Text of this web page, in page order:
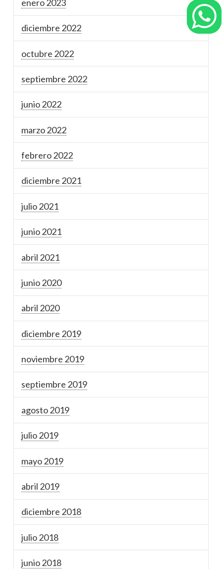
enero 2023
diciembre 2022
octubre 2022
septiembre 2022
junio 2022
marzo 2022
febrero 2022
diciembre 2021
julio 2021
junio 2021
abril 2021
junio 2020
abril 2020
diciembre 2019
noviembre 2019
septiembre 2019
agosto 2019
julio 2019
mayo 2019
abril 2019
diciembre 2018
julio 2018
junio 2018